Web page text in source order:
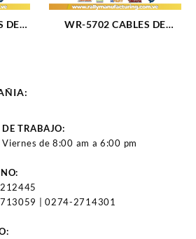
DE
WR-5702 CABLES DE
DE TRABAJO:
Viernes de 8:00 am a 6:00 pm
| 0274-2714301